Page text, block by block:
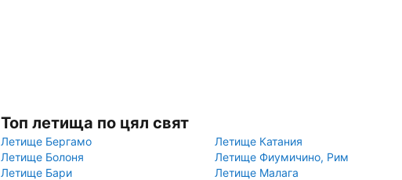
Топ летища по цял свят
Летище Бергамо
Летище Катания
Летище Болоня
Летище Фиумичино, Рим
Летище Бари
Летище Малага